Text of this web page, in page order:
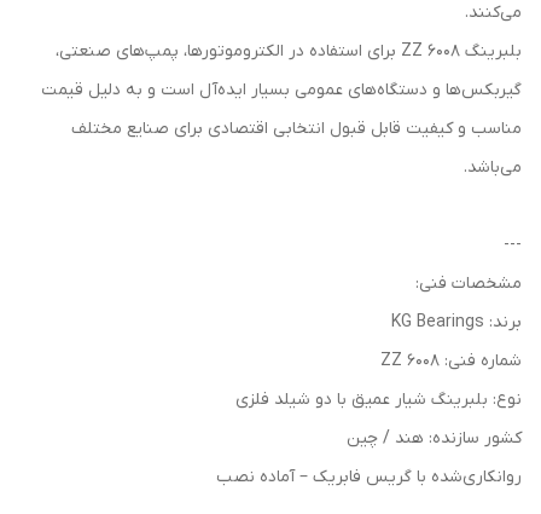
می‌کنند.
بلبرینگ 6008 ZZ برای استفاده در الکتروموتورها، پمپ‌های صنعتی،
گیربکس‌ها و دستگاه‌های عمومی بسیار ایده‌آل است و به دلیل قیمت
مناسب و کیفیت قابل قبول انتخابی اقتصادی برای صنایع مختلف
می‌باشد.
---
مشخصات فنی:
برند: KG Bearings
شماره فنی: 6008 ZZ
نوع: بلبرینگ شیار عمیق با دو شیلد فلزی
کشور سازنده: هند / چین
روانکاری‌شده با گریس فابریک – آماده نصب